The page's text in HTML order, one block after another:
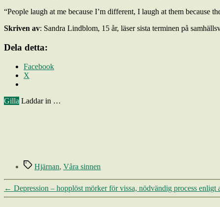
“People laugh at me because I’m different, I laugh at them because
Skriven av: Sandra Lindblom, 15 år, läser sista terminen på
Dela detta:
Facebook
X
Gilla Laddar in …
Etiketter
Hjärnan, Våra sinnen
← Depression – hopplöst mörker för vissa, nödvändig process enligt